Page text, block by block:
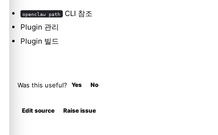
openclaw path
CLI 참조
Plugin 관리
Plugin 빌드
Was this useful? Yes No
Edit source Raise issue